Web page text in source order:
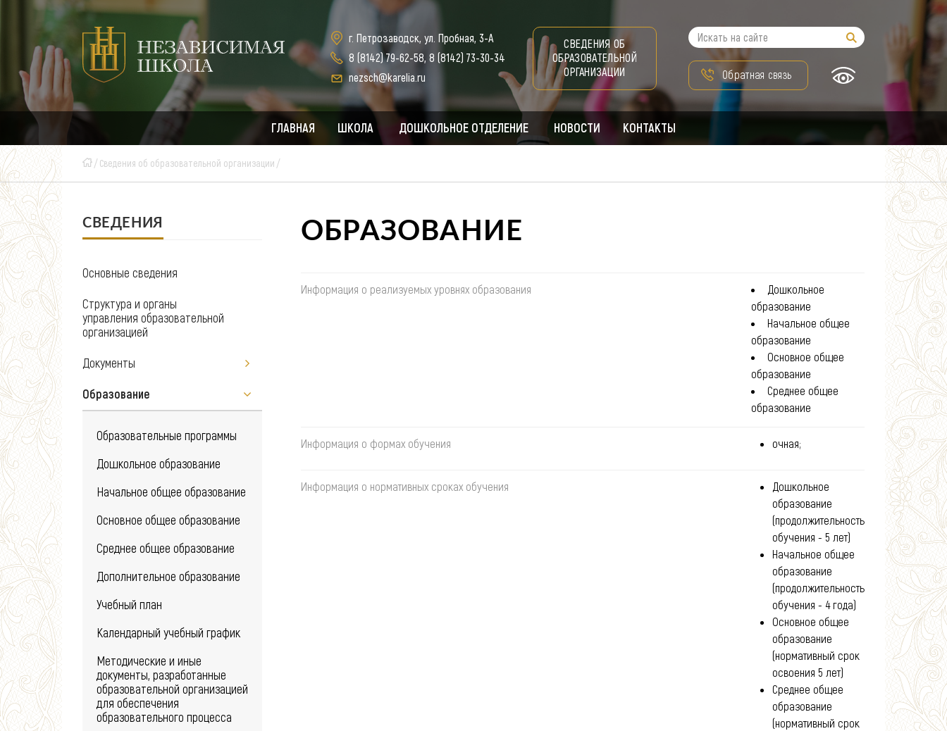
г. Петрозаводск, ул. Пробная, 3-А
8 (8142) 79-62-58, 8 (8142) 73-30-34
nezsch@karelia.ru
СВЕДЕНИЯ ОБ
ОБРАЗОВАТЕЛЬНОЙ
ОРГАНИЗАЦИИ
Обратная связь
ГЛАВНАЯ ШКОЛА ДОШКОЛЬНОЕ ОТДЕЛЕНИЕ НОВОСТИ КОНТАКТЫ
Сведения об образовательной организации
СВЕДЕНИЯ
Основные сведения
Структура и органы
управления образовательной
организацией
Документы
Образование
Образовательные программы
Дошкольное образование
Начальное общее образование
Основное общее образование
Среднее общее образование
Дополнительное образование
Учебный план
Календарный учебный график
Методические и иные
документы, разработанные
образовательной организацией
для обеспечения
образовательного процесса
ОБРАЗОВАНИЕ
Информация о реализуемых уровнях образования
Дошкольное
образование
Начальное общее
образование
Основное общее
образование
Среднее общее
образование
Информация о формах обучения очная;
Информация о нормативных сроках обучения
Дошкольное
образование
(продолжительность
обучения - 5 лет)
Начальное общее
образование
(продолжительность
обучения - 4 года)
Основное общее
образование
(нормативный срок
освоения 5 лет)
Среднее общее
образование
(нормативный срок